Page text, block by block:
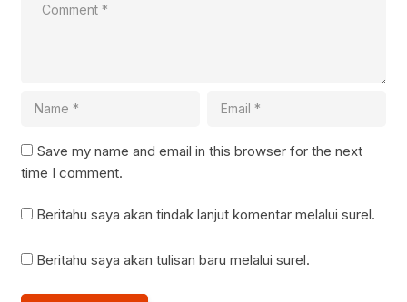
Save my name and email in this browser for the next
time I comment.
Beritahu saya akan tindak lanjut komentar melalui surel.
Beritahu saya akan tulisan baru melalui surel.